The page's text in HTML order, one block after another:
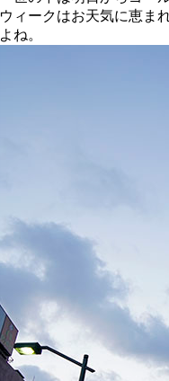
ウィークはお天気に恵ま
よね。